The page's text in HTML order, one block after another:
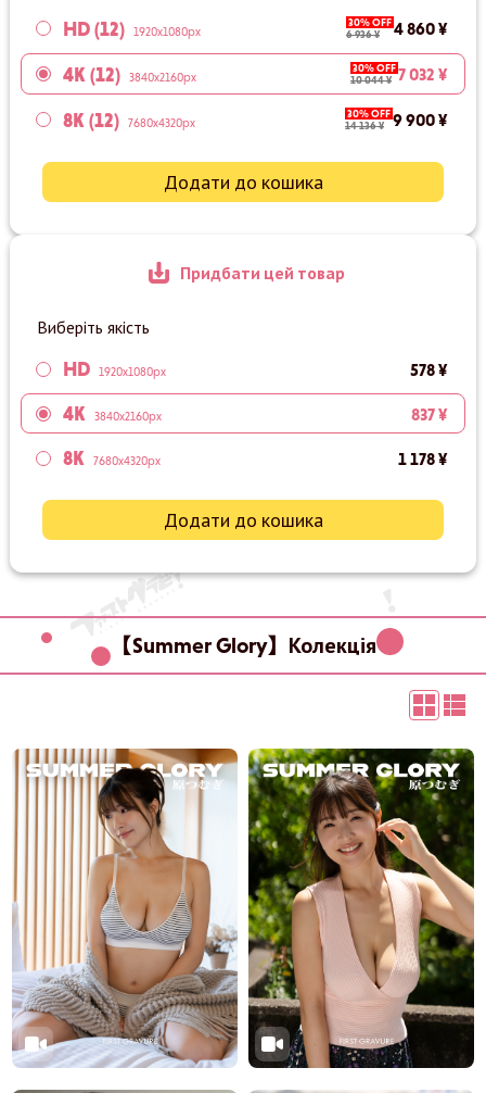
HD (12) 1920x1080px
30% OFF
6 936 ¥
4 860 ¥
4K (12) 3840x2160px
30% OFF
10 044 ¥ 7 032 ¥
8K (12) 7680x4320px
30% OFF
14 136 ¥
9 900 ¥
Додати до кошика
Придбати цей товар
Виберіть якість
HD 1920x1080px 578 ¥
4K 3840x2160px 837 ¥
8K 7680x4320px 1 178 ¥
Додати до кошика
【Summer Glory】Колекція